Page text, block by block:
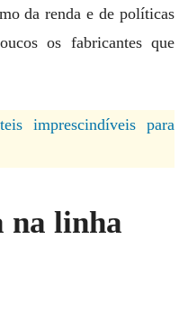
da renda e de políticas
os fabricantes que
imprescindíveis para
na linha